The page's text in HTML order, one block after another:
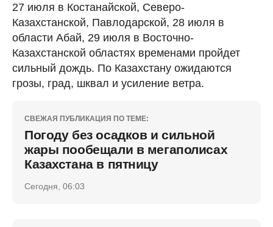
27 июля в Костанайской, Северо-
Казахстанской, Павлодарской, 28 июля в
области Абай, 29 июля в Восточно-
Казахстанской областях временами пройдет
сильный дождь. По Казахстану ожидаются
грозы, град, шквал и усиление ветра.
СВЕЖАЯ ПУБЛИКАЦИЯ ПО ТЕМЕ:
Погоду без осадков и сильной
жары пообещали в мегаполисах
Казахстана в пятницу
Сегодня, 06:03